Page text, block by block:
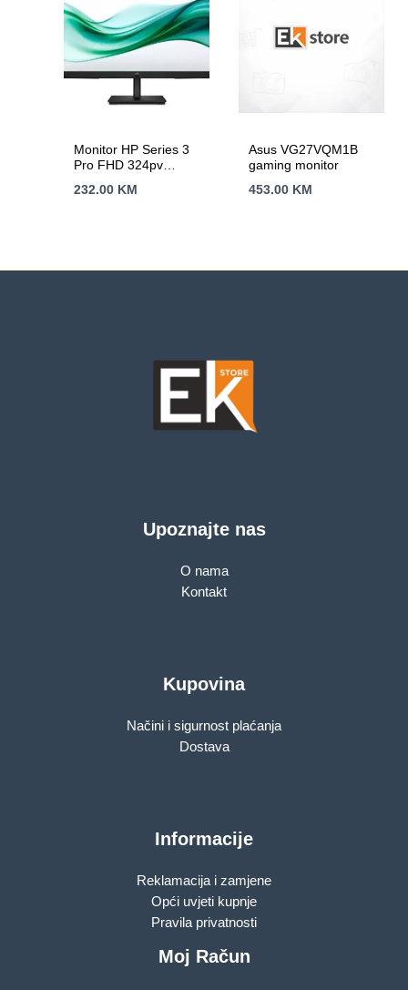
Monitor HP Series 3
Pro FHD 324pv
232.00 KM
Asus VG27VQM1B
gaming monitor
453.00 KM
Upoznajte nas
O nama
Kontakt
Kupovina
Načini i sigurnost plaćanja
Dostava
Informacije
Reklamacija i zamjene
Opći uvjeti kupnje
Pravila privatnosti
Moj Račun